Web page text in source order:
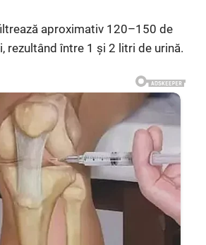
aproximativ 120–150 de
rezultând între 1 și 2 litri de urină.